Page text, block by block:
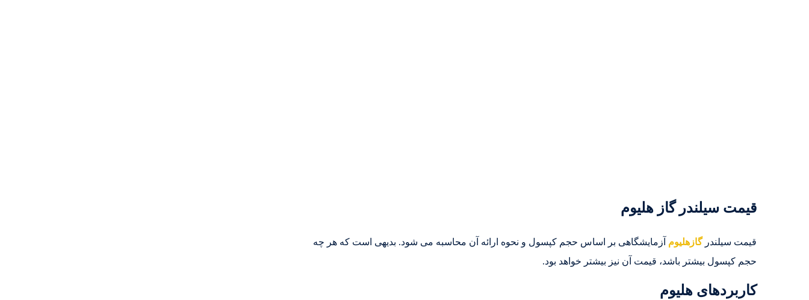
قیمت سیلندر گاز هلیوم
قیمت سیلندر گازهلیوم آزمایشگاهی بر اساس حجم کپسول و نحوه ارائه آن محاسبه می شود. بدیهی است که هر چه
حجم کپسول بیشتر باشد، قیمت آن نیز بیشتر خواهد بود.
کاربردهای هلیوم